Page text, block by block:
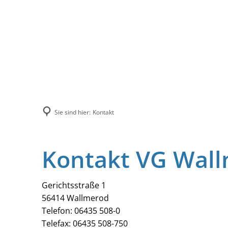
Sie sind hier: Kontakt
Kontakt VG
Gerichtsstraße 1
56414 Wallmerod
Telefon: 06435 508-0
Telefax: 06435 508-750